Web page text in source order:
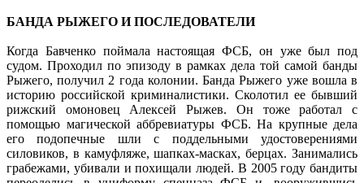
БАНДА РЫЖЕГО И ПОСЛЕДОВАТЕЛИ
Когда Бавченко поймала настоящая ФСБ, он уже был под
судом. Проходил по эпизоду в рамках дела той самой банды
Рыжего, получил 2 года колонии. Банда Рыжего уже вошла в
историю российской криминалистики. Сколотил ее бывший
рижский омоновец Алексей Рыжев. Он тоже работал с
помощью магической аббревиатуры ФСБ. На крупные дела
его подопечные шли с поддельными удостоверениями
силовиков, в камуфляже, шапках-масках, берцах. Занимались
грабежами, убивали и похищали людей. В 2005 году бандиты